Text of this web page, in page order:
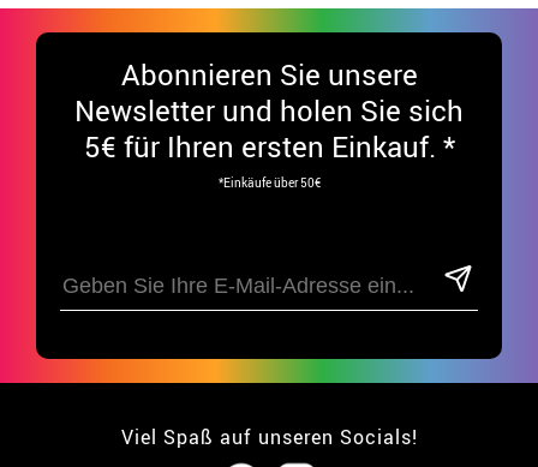
Abonnieren Sie unsere
Newsletter und holen Sie sich
5€ für Ihren ersten Einkauf. *
*Einkäufe über 50€
Viel Spaß auf unseren Socials!